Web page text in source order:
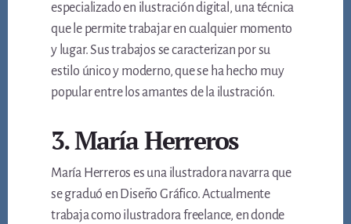
especializado en ilustración digital, una técnica
que le permite trabajar en cualquier momento
y lugar. Sus trabajos se caracterizan por su
estilo único y moderno, que se ha hecho muy
popular entre los amantes de la ilustración.
3. María Herreros
María Herreros es una ilustradora navarra que
se graduó en Diseño Gráfico. Actualmente
trabaja como ilustradora freelance, en donde